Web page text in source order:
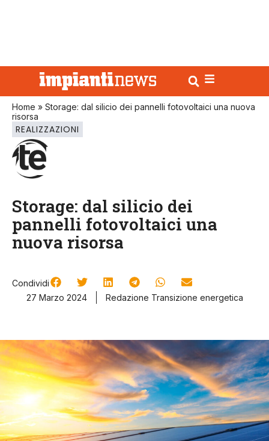
Home » Storage: dal silicio dei pannelli fotovoltaici una nuova
risorsa
REALIZZAZIONI
Storage: dal silicio dei
pannelli fotovoltaici una
nuova risorsa
Condividi
27 Marzo 2024
Redazione Transizione energetica